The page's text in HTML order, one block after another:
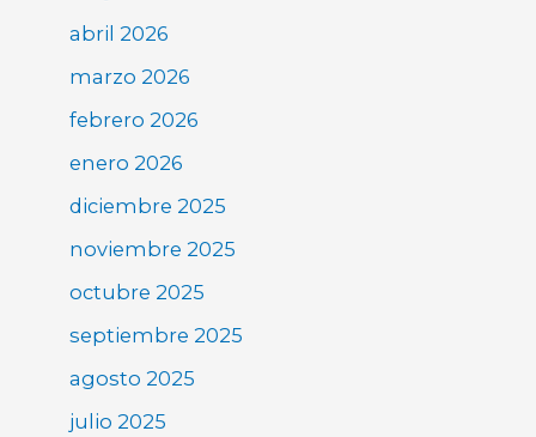
abril 2026
marzo 2026
febrero 2026
enero 2026
diciembre 2025
noviembre 2025
octubre 2025
septiembre 2025
agosto 2025
julio 2025